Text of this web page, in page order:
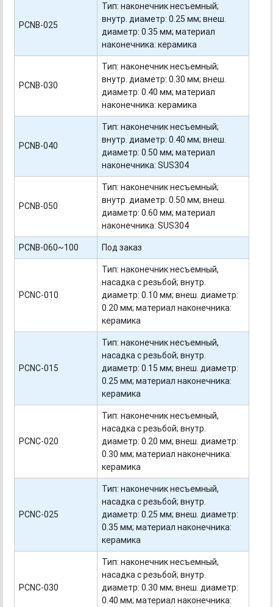
PCNB-025
Тип: наконечник несъемный;
внутр. диаметр: 0.25 мм; внеш.
диаметр: 0.35 мм; материал
наконечника: керамика
PCNB-030
Тип: наконечник несъемный;
внутр. диаметр: 0.30 мм; внеш.
диаметр: 0.40 мм; материал
наконечника: керамика
PCNB-040
Тип: наконечник несъемный;
внутр. диаметр: 0.40 мм; внеш.
диаметр: 0.50 мм; материал
наконечника: SUS304
PCNB-050
Тип: наконечник несъемный;
внутр. диаметр: 0.50 мм; внеш.
диаметр: 0.60 мм; материал
наконечника: SUS304
PCNB-060~100
Под заказ
PCNС-010
Тип: наконечник несъемный,
насадка с резьбой; внутр.
диаметр: 0.10 мм; внеш. диаметр:
0.20 мм; материал наконечника:
керамика
PCNС-015
Тип: наконечник несъемный,
насадка с резьбой; внутр.
диаметр: 0.15 мм; внеш. диаметр:
0.25 мм; материал наконечника:
керамика
PCNС-020
Тип: наконечник несъемный,
насадка с резьбой; внутр.
диаметр: 0.20 мм; внеш. диаметр:
0.30 мм; материал наконечника:
керамика
PCNС-025
Тип: наконечник несъемный,
насадка с резьбой; внутр.
диаметр: 0.25 мм; внеш. диаметр:
0.35 мм; материал наконечника:
керамика
PCNС-030
Тип: наконечник несъемный,
насадка с резьбой; внутр.
диаметр: 0.30 мм; внеш. диаметр:
0.40 мм; материал наконечника: